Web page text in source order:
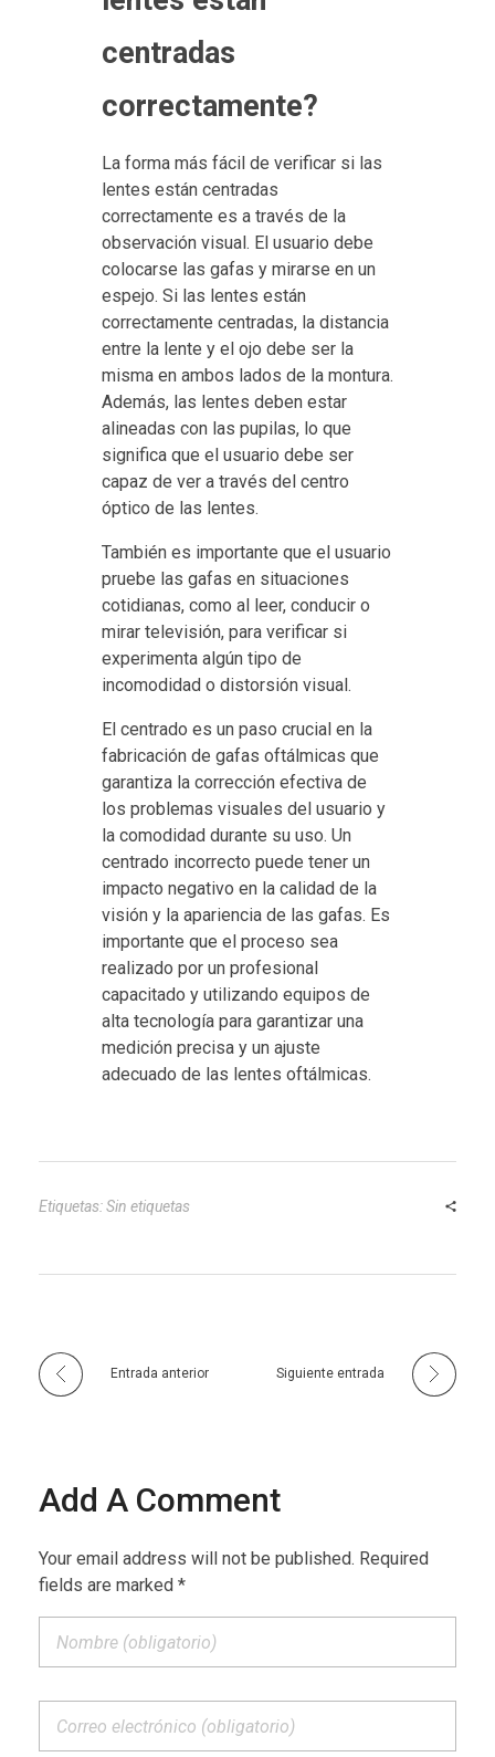
centradas
correctamente?
La forma más fácil de verificar si las
lentes están centradas
correctamente es a través de la
observación visual. El usuario debe
colocarse las gafas y mirarse en un
espejo. Si las lentes están
correctamente centradas, la distancia
entre la lente y el ojo debe ser la
misma en ambos lados de la montura.
Además, las lentes deben estar
alineadas con las pupilas, lo que
significa que el usuario debe ser
capaz de ver a través del centro
óptico de las lentes.
También es importante que el usuario
pruebe las gafas en situaciones
cotidianas, como al leer, conducir o
mirar televisión, para verificar si
experimenta algún tipo de
incomodidad o distorsión visual.
El centrado es un paso crucial en la
fabricación de gafas oftálmicas que
garantiza la corrección efectiva de
los problemas visuales del usuario y
la comodidad durante su uso. Un
centrado incorrecto puede tener un
impacto negativo en la calidad de la
visión y la apariencia de las gafas. Es
importante que el proceso sea
realizado por un profesional
capacitado y utilizando equipos de
alta tecnología para garantizar una
medición precisa y un ajuste
adecuado de las lentes oftálmicas.
Etiquetas: Sin etiquetas
Entrada anterior Siguiente entrada
Add A Comment
Your email address will not be published. Required
fields are marked *